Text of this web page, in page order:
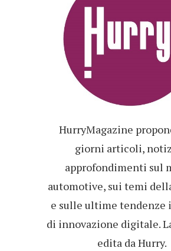
HurryMagazine
giorni articoli,
approfondimenti sul
automotive, sui temi
e sulle ultime tendenze
di innovazione digitale.
edita da Hurry.